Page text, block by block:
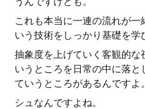
これも本当に一連の流れが一
いう技術をしっかり基礎を学
抽象度を上げていく客観的な
いうところを日常の中に落
ていうところがあるんですよ。
シュなんですよね。